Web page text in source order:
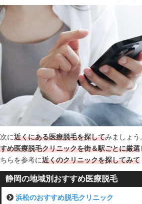
次に近くにある医療脱毛を探してみましょう
すめ医療脱毛クリニックを街＆駅ごとに厳選
ちらを参考に近くのクリニックを探してみて
静岡の地域別おすすめ医療脱毛
浜松のおすすめ脱毛クリニック